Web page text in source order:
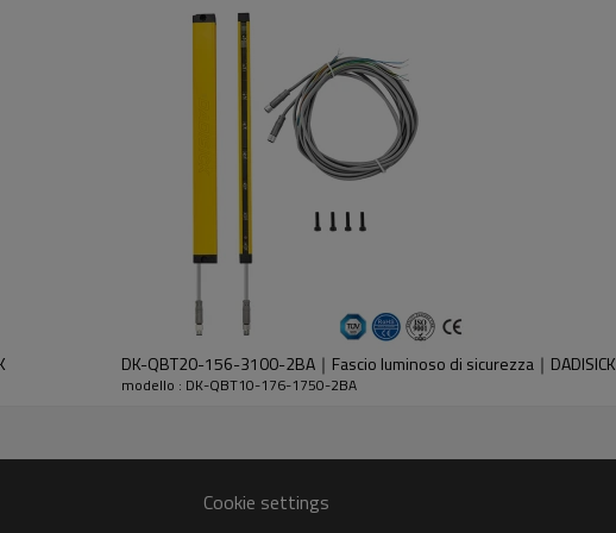
dell'emettitore e del ricevitore.
DK-QBT20-156-3100-2BA｜Fascio luminoso di sicurezza｜DADISICK
modello : DK-QBT10-176-1750-2BA
Cookie settings